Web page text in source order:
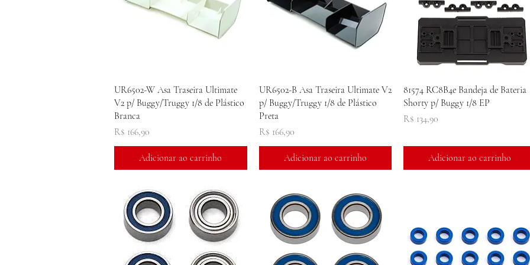
Visualização rápida
UR6502-W Asa Traseira Ultimate
V2 p/ Buggy/Truggy 1/8 de Plástico
Branca
Preço
R$ 166,90
Adicionar ao carrinho
Visualização rápida
UR6502-B Asa Traseira Ultimate V2
p/ Buggy/Truggy 1/8 de Plástico
Preta
Preço
R$ 166,90
Adicionar ao carrinho
Visualização rápida
81574 RC8B4e Bandeja de Bateria
Shorty p/ Buggy 1/8 EP
Preço
R$ 134,90
Adicionar ao carrinho